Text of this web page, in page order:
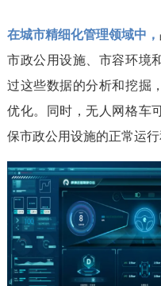
在城市精细化管理领域中，
市政公用设施、市容环境
过这些数据的分析和挖掘
优化。同时，无人网格车
保市政公用设施的正常运